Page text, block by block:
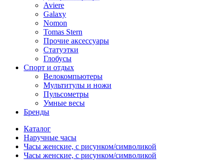
Aviere
Galaxy
Nomon
Tomas Stern
Прочие аксессуары
Статуэтки
Глобусы
Спорт и отдых
Велокомпьютеры
Мультитулы и ножи
Пульсометры
Умные весы
Бренды
Каталог
Наручные часы
Часы женские, с рисунком/символикой
Часы женские, с рисунком/символикой